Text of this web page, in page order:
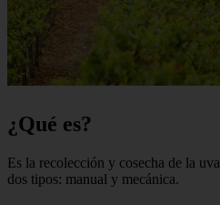
¿Qué es?
Es la recolección y cosecha de la
dos tipos: manual y mecánica.